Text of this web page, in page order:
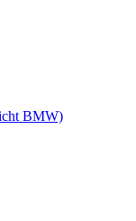
BMW)